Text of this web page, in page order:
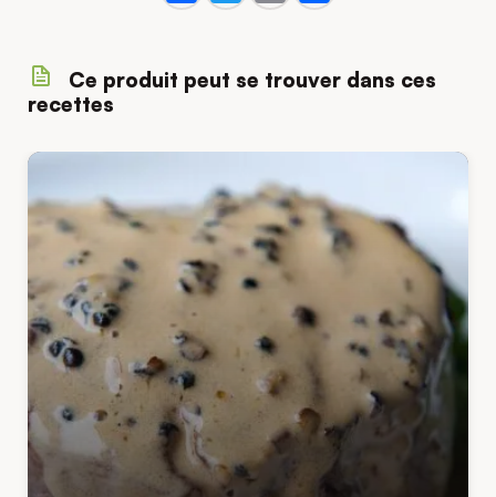
Ce produit peut se trouver dans ces
recettes